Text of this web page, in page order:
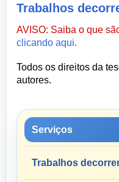
Trabalhos
AVISO: Saiba o que
clicando aqui.
Todos os direitos da
autores.
Serviços
Trabalhos